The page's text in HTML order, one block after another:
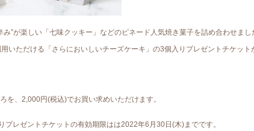
”が楽しい「七味クッキー」などのピネード人気焼き菓子を詰め合わせまし
いただける「さらにおいしいチーズケーキ」の3個入りプレゼントチケッ
を、2,000円(税込)でお買い求めいただけます。
レゼントチケットの有効期限はは2022年6月30日(木)までです。